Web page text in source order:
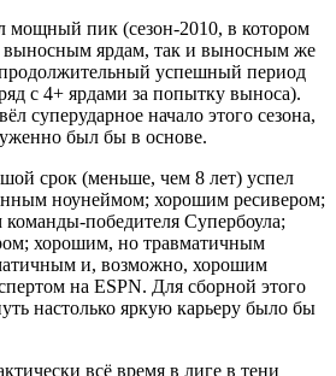
мощный пик (сезон-2010, в котором
выносным ярдам, так и выносным же
успешный период
с 4+ ярдами за попытку выноса).
суперударное начало этого сезона,
был бы в основе.
срок (меньше, чем 8 лет) успел
ноунеймом; хорошим ресивером;
победителя Супербоула;
хорошим, но травматичным
и, возможно, хорошим
на ESPN. Для сборной этого
настолько яркую карьеру было бы
всё время в лиге в тени